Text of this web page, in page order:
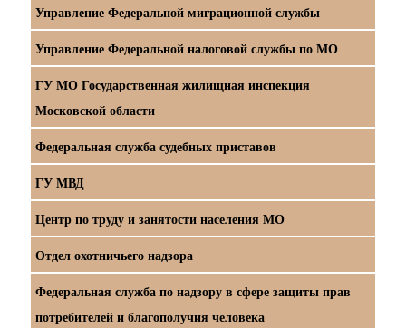
Управление Федеральной миграционной службы
Управление Федеральной налоговой службы по МО
ГУ МО Государственная жилищная инспекция
Московской области
Федеральная служба судебных приставов
ГУ МВД
Центр по труду и занятости населения МО
Отдел охотничьего надзора
Федеральная служба по надзору в сфере защиты прав
потребителей и благополучия человека